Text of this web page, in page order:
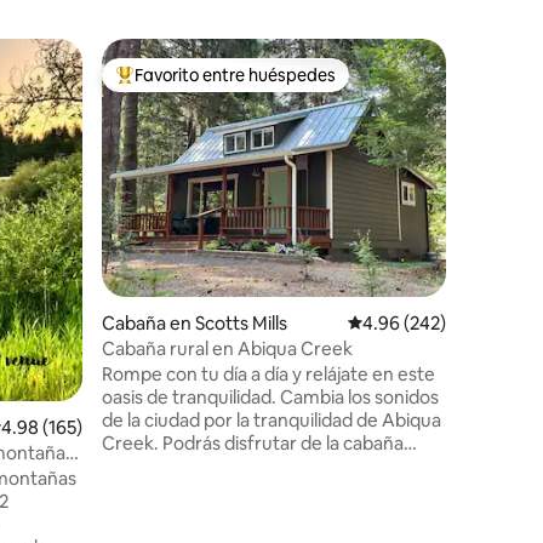
promedio: 4.98 de 5; 165 evaluaciones
4.98 (165)
De los mejores en Favorito entre huéspedes
Favorito entre huéspedes
Cabaña en Scotts Mills Calificación promedio:
4.96 (242)
Cabaña rural en Abiqua Creek
Rompe con tu día a día y relájate en este
oasis de tranquilidad. Cambia los sonidos
de la ciudad por la tranquilidad de Abiqua
Creek. Podrás disfrutar de la cabaña